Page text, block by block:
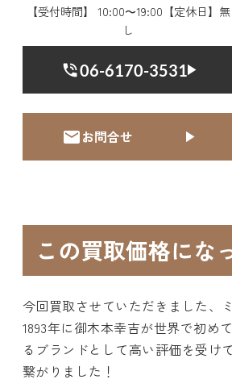
【受付時間】 10:00〜19:00【定休日】無
し
06-6170-3531
お問合せ
この買取価格にな
今回買取させていただきました、
1893年に御木本幸吉が世界で初め
るブランドとして高い評価を受け
繋がりました！